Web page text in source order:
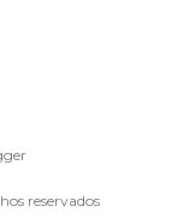
reservados